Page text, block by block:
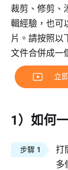
裁剪、修剪、
輯經驗，也可
片。請按照以
文件合併成一
立
1）如何
步驟 1
打
多